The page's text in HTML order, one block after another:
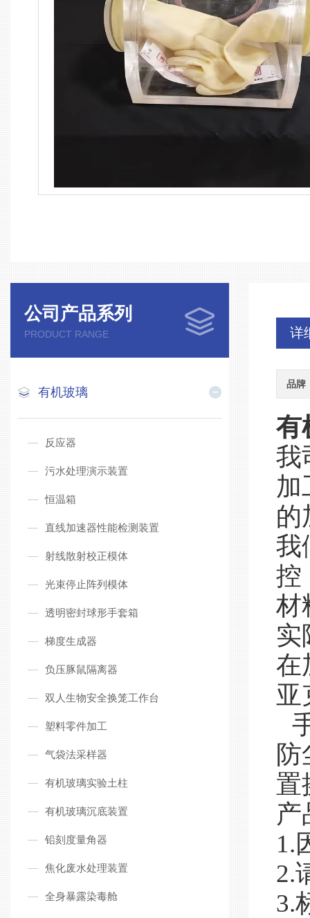
公司产品系列
PRODUCT RANGE
有机玻璃
反应器
污水处理演示装置
恒温箱
直线加速器性能检测装置
射线散射校正模体
光束停止阵列模体
透明密封球形手套箱
梯度生成器
负压豚鼠隔离器
双人生物安全换笼工作台
塑料零件加工
气袋法采样器
有机玻璃实验土柱
有机玻璃沉底装置
铅刻度量角器
焦化废水处理装置
全身暴露染毒舱
详
品牌
有
我
加
的
我
控
材
实
在
亚
置
产
1.
2.
3.